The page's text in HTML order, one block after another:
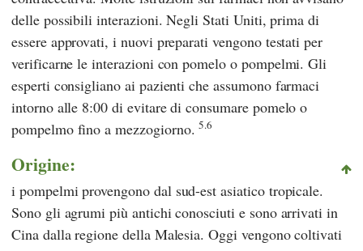
delle possibili interazioni. Negli Stati Uniti, prima di
essere approvati, i nuovi preparati vengono testati per
verificarne le interazioni con pomelo o pompelmi. Gli
esperti consigliano ai pazienti che assumono farmaci
intorno alle 8:00 di evitare di consumare pomelo o
pompelmo fino a mezzogiorno.5.6
Origine:
i pompelmi provengono dal sud-est asiatico tropicale.
Sono gli agrumi più antichi conosciuti e sono arrivati in
Cina dalla regione della Malesia. Oggi vengono coltivati